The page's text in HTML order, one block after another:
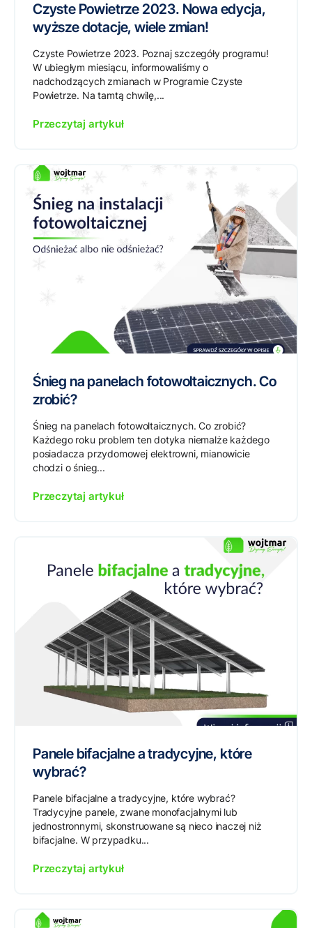
Czyste Powietrze 2023. Nowa edycja,
wyższe dotacje, wiele zmian!
Czyste Powietrze 2023. Poznaj szczegóły programu!
W ubiegłym miesiącu, informowaliśmy o
nadchodzących zmianach w Programie Czyste
Powietrze. Na tamtą chwilę,...
Przeczytaj artykuł
Śnieg na panelach fotowoltaicznych. Co
zrobić?
Śnieg na panelach fotowoltaicznych. Co zrobić?
Każdego roku problem ten dotyka niemalże każdego
posiadacza przydomowej elektrowni, mianowicie
chodzi o śnieg...
Przeczytaj artykuł
Panele bifacjalne a tradycyjne, które
wybrać?
Panele bifacjalne a tradycyjne, które wybrać?
Tradycyjne panele, zwane monofacjalnymi lub
jednostronnymi, skonstruowane są nieco inaczej niż
bifacjalne. W przypadku...
Przeczytaj artykuł